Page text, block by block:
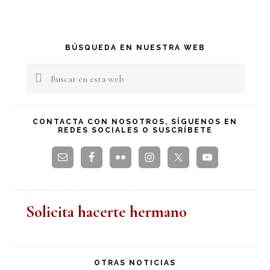
Barra
lateral
BÚSQUEDA EN NUESTRA WEB
Buscar
esta
CONTACTA CON NOSOTROS, SÍGUENOS EN
REDES SOCIALES O SUSCRÍBETE
Solicita hacerte hermano
OTRAS NOTICIAS